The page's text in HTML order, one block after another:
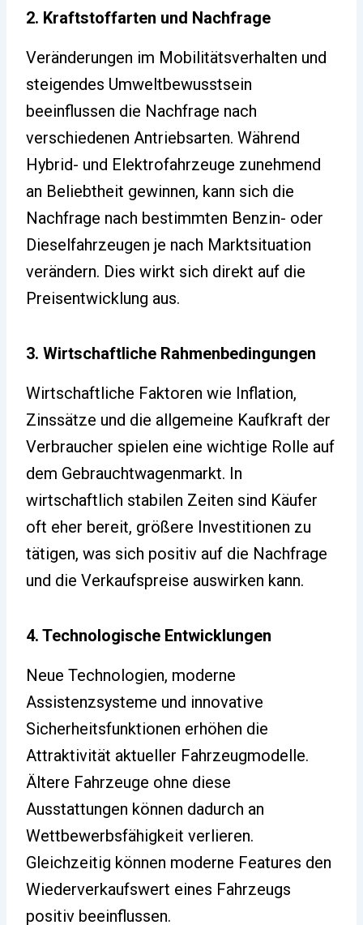
2. Kraftstoffarten und Nachfrage
Veränderungen im Mobilitätsverhalten und
steigendes Umweltbewusstsein
beeinflussen die Nachfrage nach
verschiedenen Antriebsarten. Während
Hybrid- und Elektrofahrzeuge zunehmend
an Beliebtheit gewinnen, kann sich die
Nachfrage nach bestimmten Benzin- oder
Dieselfahrzeugen je nach Marktsituation
verändern. Dies wirkt sich direkt auf die
Preisentwicklung aus.
3. Wirtschaftliche Rahmenbedingungen
Wirtschaftliche Faktoren wie Inflation,
Zinssätze und die allgemeine Kaufkraft der
Verbraucher spielen eine wichtige Rolle auf
dem Gebrauchtwagenmarkt. In
wirtschaftlich stabilen Zeiten sind Käufer
oft eher bereit, größere Investitionen zu
tätigen, was sich positiv auf die Nachfrage
und die Verkaufspreise auswirken kann.
4. Technologische Entwicklungen
Neue Technologien, moderne
Assistenzsysteme und innovative
Sicherheitsfunktionen erhöhen die
Attraktivität aktueller Fahrzeugmodelle.
Ältere Fahrzeuge ohne diese
Ausstattungen können dadurch an
Wettbewerbsfähigkeit verlieren.
Gleichzeitig können moderne Features den
Wiederverkaufswert eines Fahrzeugs
positiv beeinflussen.